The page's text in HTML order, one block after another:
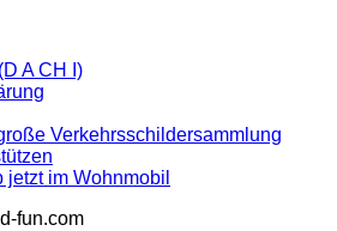
A CH I)
Verkehrsschildersammlung
jetzt im Wohnmobil
fun.com